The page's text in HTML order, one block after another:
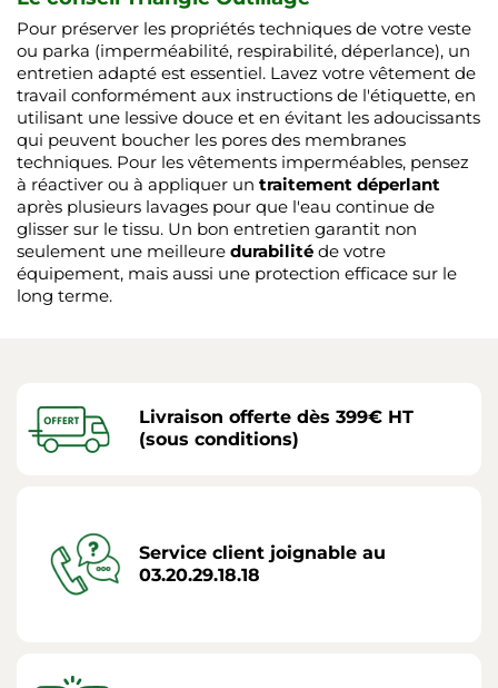
Pour préserver les propriétés techniques de votre veste
ou parka (imperméabilité, respirabilité, déperlance), un
entretien adapté est essentiel. Lavez votre vêtement de
travail conformément aux instructions de l'étiquette, en
utilisant une lessive douce et en évitant les adoucissants
qui peuvent boucher les pores des membranes
techniques. Pour les vêtements imperméables, pensez
à réactiver ou à appliquer un traitement déperlant
après plusieurs lavages pour que l'eau continue de
glisser sur le tissu. Un bon entretien garantit non
seulement une meilleure durabilité de votre
équipement, mais aussi une protection efficace sur le
long terme.
Livraison offerte dès 399€ HT
(sous conditions)
Service client joignable au
03.20.29.18.18